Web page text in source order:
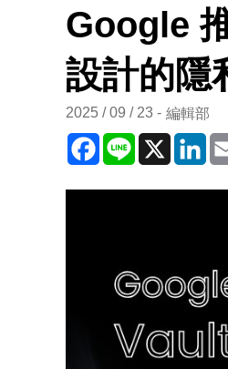
Google
設計的隱
2025 / 09 / 23 編輯部
Facebook
Line X